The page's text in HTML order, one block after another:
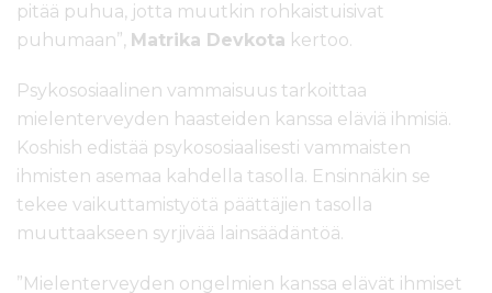
pitää puhua, jotta muutkin rohkaistuisivat
puhumaan”, Matrika Devkota kertoo.
Psykososiaalinen vammaisuus tarkoittaa
mielenterveyden haasteiden kanssa eläviä ihmisiä.
Koshish edistää psykososiaalisesti vammaisten
ihmisten asemaa kahdella tasolla. Ensinnäkin se
tekee vaikuttamistyötä päättäjien tasolla
muuttaakseen syrjivää lainsäädäntöä.
”Mielenterveyden ongelmien kanssa elävät ihmiset